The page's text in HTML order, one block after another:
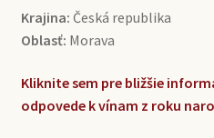
Krajina: Česká republika
Oblasť: Morava
Kliknite sem pre bližšie
odpovede k vínam z roku